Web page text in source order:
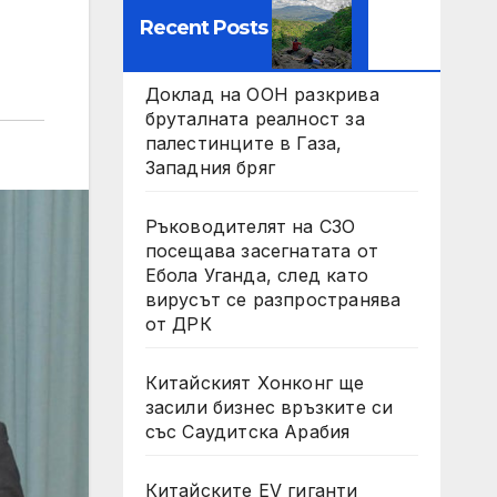
Recent Posts
Доклад на ООН разкрива
бруталната реалност за
палестинците в Газа,
Западния бряг
Ръководителят на СЗО
посещава засегнатата от
Ебола Уганда, след като
вирусът се разпространява
от ДРК
Китайският Хонконг ще
засили бизнес връзките си
със Саудитска Арабия
Китайските EV гиганти